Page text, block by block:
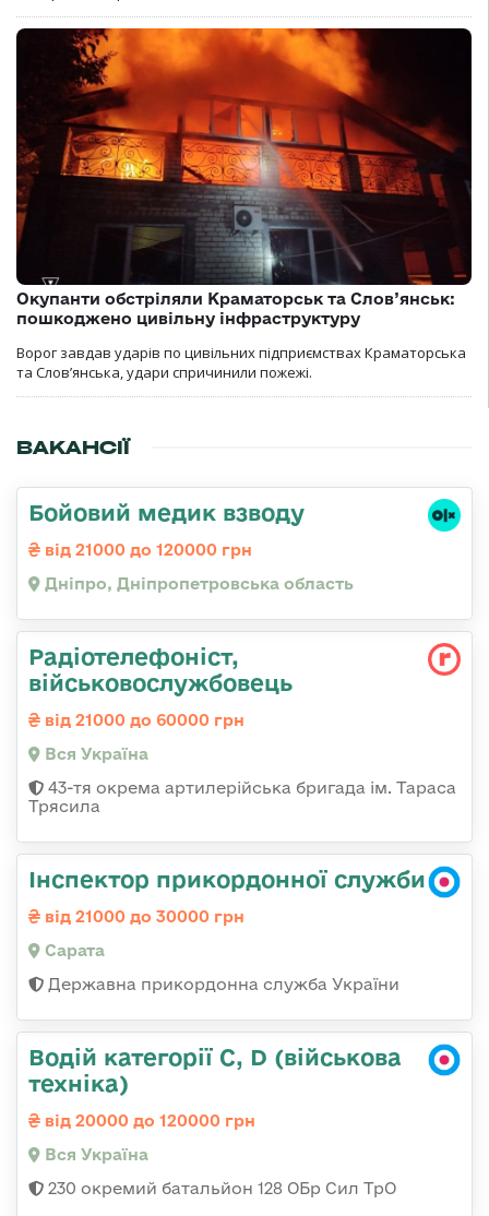
Окупанти обстріляли Краматорськ та Слов’янськ:
пошкоджено цивільну інфраструктуру
Ворог завдав ударів по цивільних підприємствах Краматорська
та Слов’янська, удари спричинили пожежі.
ВАКАНСІЇ
Бойовий медик взводу
від 21000 до 120000 грн
Дніпро, Дніпропетровська область
Радіотелефоніст,
військовослужбовець
від 21000 до 60000 грн
Вся Україна
43-тя окрема артилерійська бригада ім. Тараса
Трясила
Інспектор прикордонної служби
від 21000 до 30000 грн
Сарата
Державна прикордонна служба України
Водій категорії C, D (військова
техніка)
від 20000 до 120000 грн
Вся Україна
230 окремий батальйон 128 ОБр Сил ТрО